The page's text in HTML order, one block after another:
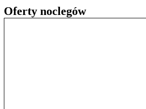
Oferty noclegów